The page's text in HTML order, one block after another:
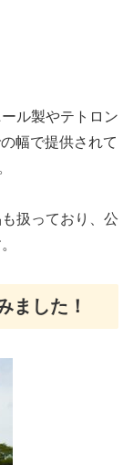
ル製やテトロン
幅で提供されて
扱っており、公
ました！